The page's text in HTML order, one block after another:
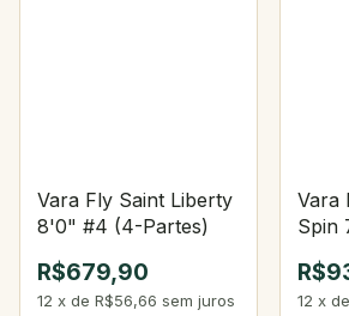
Vara Fly Saint Liberty
8'0" #4 (4-Partes)
R$679,90
12 x de R$56,66 sem juros
Vara
Spin
12 x de